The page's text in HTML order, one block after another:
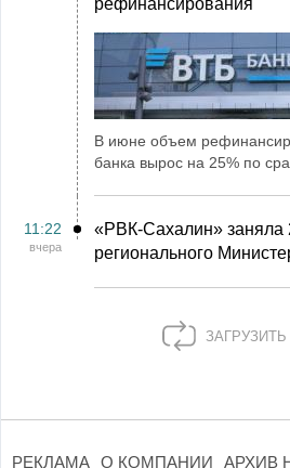
рефинансирования
В июне объем
банка вырос на 25% по
11:22
вчера
«РВК‑Сахалин» заняла
регионального
РЕКЛАМА О КОМПАНИИ АРХИВ